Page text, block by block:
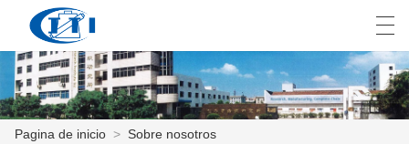
العربية česky Deutsch English
Pagina de inicio > Sobre nosotros